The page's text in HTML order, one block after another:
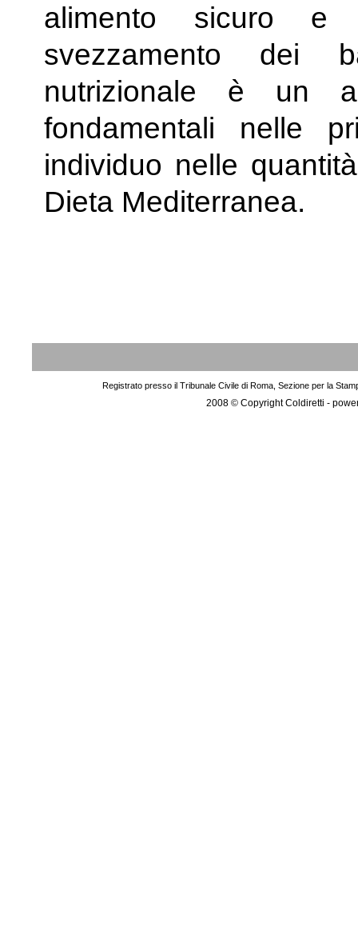
alimento sicuro
svezzamento dei
nutrizionale è un
fondamentali nelle
individuo nelle
Dieta Mediterranea.
Registrato presso il Tribunale Civile di Roma, Sezione per la
2008 © Copyright Coldiretti -